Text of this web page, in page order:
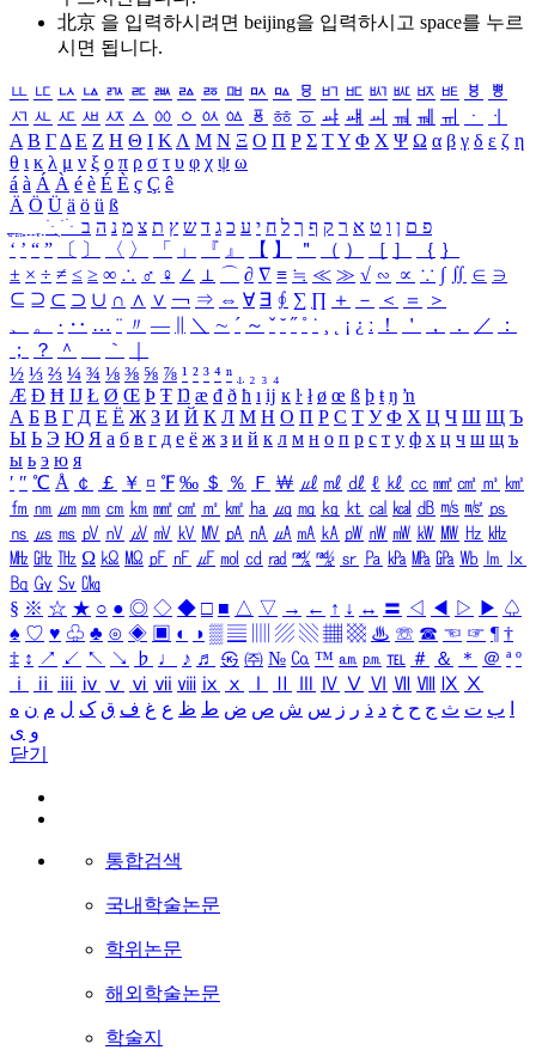
北京 을 입력하시려면 beijing을 입력하시고 space를 누르
시면 됩니다.
ㅥ ㅦ ㅧ ㅨ ㅩ ㅪ ㅫ ㅬ ㅭ ㅮ ㅯ ㅰ ㅱ ㅲ ㅳ ㅴ ㅵ ㅶ ㅷ ㅸ
ㅹ
ㅺ ㅻ ㅼ ㅽ ㅾ ㅿ ㆀ ㆁ ㆂ ㆃ ㆄ ㆅ ㆆ ㆇ ㆈ ㆉ ㆊ ㆋ ㆌ ㆍ
ㆎ
Α Β ΓΔ Ε Ζ Η Θ Ι ΚΛ Μ Ν Ξ Ο Π Ρ Σ ΤΥ Φ Χ Ψ Ω α β γ δ ε ζ η
θ ι κ λ μ ν ξ ο π ρ σ τ υ φ χ ψ ω
á à Á À é è É È ç Ç ê
Ä Ö Ü ä ö ü ß
ִֶֹ ֻּ ׁׂ פ ם ן ו ט א ר ק ף ך ל ח י ע כ ג ד ש ץ ת צ מ נ ה ב
‘ ’ “ ” 〔 〕 〈 〉 「 」 『 』 【 】 ＂ （ ） ［ ］ ｛ ｝
± × ÷ ≠ ≤ ≥ ∞ ∴ ♂ ♀ ∠ ⊥ ⌒ ∂ ∇ ≡ ≒ ≪ ≫ √ ∽ ∝ ∵ ∫ ∬ ∈ ∋
⊆ ⊇ ⊂ ⊃ ∪ ∩ ∧ ∨ ￢ ⇒ ⇔ ∀ ∃ ∮ ∑ ∏ ＋ － ＜ ＝
＞
、
。 · ‥ … ¨ 〃 ― ＼ ∼ ´ ～ ˇ ˘ ˝ ˚ ˙ ¸ ¡ ¿ ː ！ ＇ ， ． ／
：
；
？ ＾ ｀
½ ⅓ ⅔ ¼ ¾ ⅛ ⅜ ⅝ ⅞ ¹ ² ³ ⁴ ⁿ ₁ ₂ ₃ ₄
Æ Ð Ħ Ĳ Ł Ø Œ Þ Ŧ Ŋ æ đ ð ħ ı ĳ ĸ ŀ ł ø œ ß þ ŧ ŋ ŉ
А Б В Г Д Е Ё Ж З И Й К Л М Н О П Р С Т У Ф Х Ц Ч Ш Щ Ъ
Ы Ь Э Ю Я а б в г д е ё ж з и й к л м н о п р с т у ф х ц ч ш щ ъ
ы ь э ю я
′ ″ ℃ Å ￠ ￡ ￥ ¤ ℉ ‰ ＄ ％ Ｆ ￦ ㎕ ㎖ ㎗ ℓ ㎘ ㏄ ㎣ ㎤ ㎥ ㎦
㎙ ㎚ ㎛ ㎜ ㎝ ㎞ ㎟ ㎠ ㎡ ㎢ ㏊ ㎍ ㎎ ㎏ ㏏ ㎈ ㎉ ㏈ ㎧ ㎨ ㎰
㎱ ㎲ ㎳ ㎴ ㎵ ㎶ ㎷ ㎸ ㎹ ㎀ ㎁ ㎂ ㎃ ㎄ ㎺ ㎻ ㎽ ㎾ ㎿ ㎐ ㎑
㎒ ㎓ ㎔ Ω ㏀ ㏁ ㎊ ㎋ ㎌ ㏖ ㏅ ㎭ ㎮ ㎯ ㏛ ㎩ ㎪ ㎫ ㎬ ㏝ ㏐
㏓
㏃ ㏉ ㏜ ㏆
§ ※ ☆ ★ ○ ● ◎ ◇ ◆ □ ■ △ ▽ → ← ↑ ↓ ↔ 〓 ◁ ◀ ▷ ▶ ♤
♠ ♡ ♥ ♧ ♣ ⊙ ◈ ▣ ◐ ◑ ▒ ▤ ▨ ▧ ▦ ▩ ♨ ☏ ☎ ☜ ☞ ¶ †
‡ ↕ ↗ ↙ ↖ ↘ ♭ ♩ ♪ ♬ ㉿ ㈜ № ㏇ ™ ㏂ ㏘ ℡ ＃ ＆ ＊ ＠ ª º
ⅰ
ⅱ ⅲ ⅳ ⅴ ⅵ ⅶ ⅷ ⅸ ⅹ Ⅳ Ⅴ Ⅵ Ⅶ Ⅷ Ⅸ Ⅹ
ب ت ث ج ح خ د ذ ر ز س ش ص ض ط ظ ع غ ف ق ک ل م ن ه
و ی
닫기
통합검색
국내학술논문
학위논문
해외학술논문
학술지